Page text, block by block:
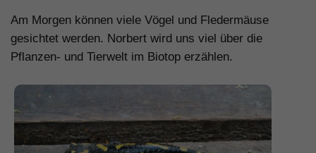
Am Morgen können viele Vögel und Fledermäuse
gesichtet werden. Norbert wird uns viel über die
Pflanzen- und Tierwelt im Biotop erzählen.